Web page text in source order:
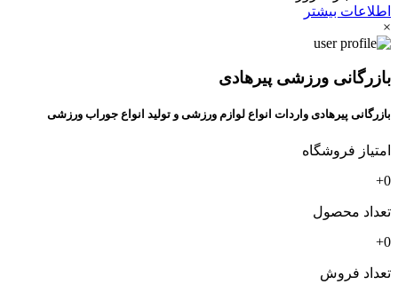
اطلاعات بیشتر
×
بازرگانی ورزشی پیرهادی
بازرگانی پیرهادی واردات انواع لوازم ورزشی و تولید انواع جوراب ورزشی
امتیاز فروشگاه
0+
تعداد محصول
0+
تعداد فروش